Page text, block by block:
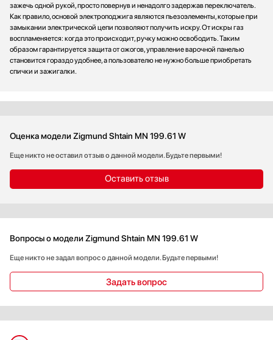
зажечь одной рукой, просто повернув и ненадолго задержав переключатель.
Как правило, основой электроподжига являются пьезоэлементы, которые при
замыкании электрической цепи позволяют получить искру. От искры газ
воспламеняется: когда это происходит, ручку можно освободить. Таким
образом гарантируется защита от ожогов, управление варочной панелью
становится гораздо удобнее, а пользователю не нужно больше приобретать
спички и зажигалки.
Оценка модели Zigmund Shtain MN 199.61 W
Еще никто не оставил отзыв о данной модели. Будьте первыми!
Оставить отзыв
Вопросы о модели Zigmund Shtain MN 199.61 W
Еще никто не задал вопрос о данной модели. Будьте первыми!
Задать вопрос